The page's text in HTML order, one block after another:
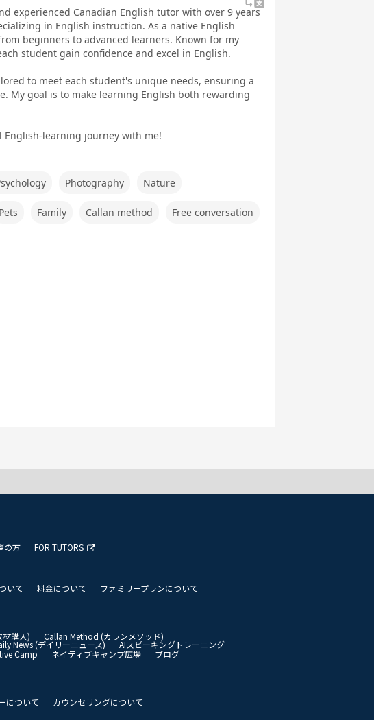
コース Daily
教材
コース Daily
教材
TOEIC®
文法
イラストで学 トピックトー スピーキング
基礎
実践
カッション
experienced Canadian English tutor with over 9 years
in English instruction. As a native English
beginners to advanced learners. Known for my
student gain confidence and excel in English.
to meet each student's unique needs, ensuring a
My goal is to make learning English both rewarding
English-learning journey with me!
Photography Nature
Pets Family Callan method Free conversation
の方 FOR TUTORS
いて 料金について ファミリープランについて
材購入) Callan Method (カランメソッド)
News (デイリーニュース)
AIスピーキングトレーニング
Camp ネイティブキャンプ広場 ブログ
について カウンセリングについて